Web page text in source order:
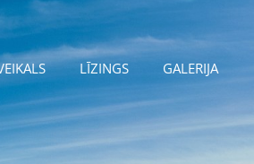
LĪZINGS GALERIJA